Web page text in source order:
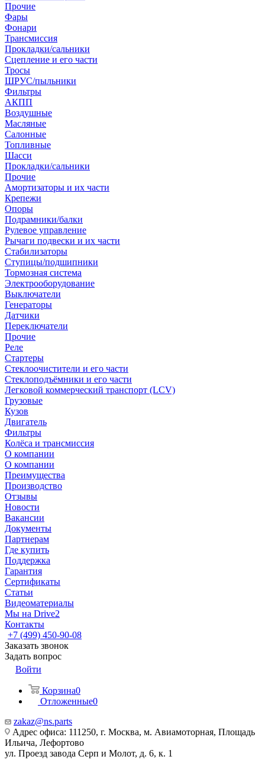
Прочие
Фары
Фонари
Трансмиссия
Прокладки/сальники
Сцепление и его части
Тросы
ШРУС/пыльники
Фильтры
АКПП
Воздушные
Масляные
Салонные
Топливные
Шасси
Прокладки/сальники
Прочие
Амортизаторы и их части
Крепежи
Опоры
Подрамники/балки
Рулевое управление
Рычаги подвески и их части
Стабилизаторы
Ступицы/подшипники
Тормозная система
Электрооборудование
Выключатели
Генераторы
Датчики
Переключатели
Прочие
Реле
Стартеры
Стеклоочистители и его части
Стеклоподъёмники и его части
Легковой коммерческий транспорт (LCV)
Грузовые
Кузов
Двигатель
Фильтры
Колёса и трансмиссия
О компании
О компании
Преимущества
Производство
Отзывы
Новости
Вакансии
Документы
Партнерам
Где купить
Поддержка
Гарантия
Сертификаты
Статьи
Видеоматериалы
Мы на Drive2
Контакты
+7 (499) 450-90-08
Заказать звонок
Задать вопрос
Войти
Корзина0
Отложенные0
zakaz@ns.parts
Адрес офиса: 111250, г. Москва, м. Авиамоторная, Площадь
Ильича, Лефортово
ул. Проезд завода Серп и Молот, д. 6, к. 1